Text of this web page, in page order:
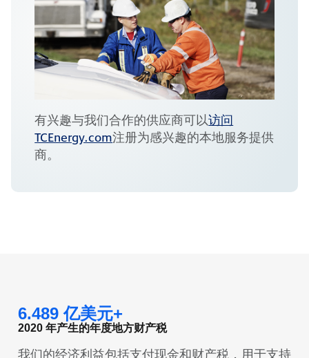
有兴趣与我们合作的供应商可以访问
TCEnergy.com注册为感兴趣的本地服务提供
商。
6.489 亿美元+
2020 年产生的年度地方财产税
我们的经济利益包括支付现金和财产税，用于支持